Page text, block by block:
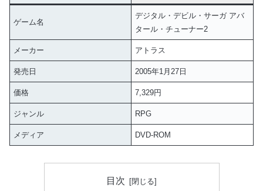
ゲーム名
デジタル・デビル・サーガ アバ
タール・チューナー2
メーカー アトラス
発売日 2005年1月27日
価格 7,329円
ジャンル RPG
メディア DVD-ROM
目次